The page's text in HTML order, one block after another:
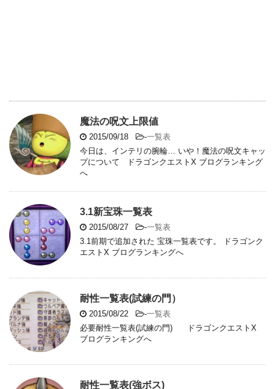
魔法の呪文上限値
2015/09/18 -一覧表
今日は、インテリの腕輪… いや！魔法の呪文キャッ
プについて ドラゴンクエストX ブログランキング
へ
3.1新宝珠一覧表
2015/08/27 -一覧表
3.1前期で追加された 宝珠一覧表です。 ドラゴンク
エストX ブログランキングへ
耐性一覧表(試練の門）
2015/08/22 -一覧表
必要耐性一覧表(試練の門) ドラゴンクエストX
ブログランキングへ
耐性一覧表(強ボス)